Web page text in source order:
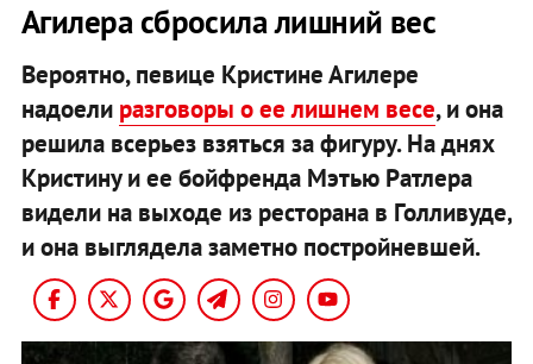
Агилера сбросила лишний вес
Вероятно, певице Кристине Агилере
надоели разговоры о ее лишнем весе, и она
решила всерьез взяться за фигуру. На днях
Кристину и ее бойфренда Мэтью Ратлера
видели на выходе из ресторана в Голливуде,
и она выглядела заметно постройневшей.